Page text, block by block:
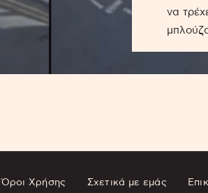
να
Όροι Χρήσης Σχετικά με εμάς